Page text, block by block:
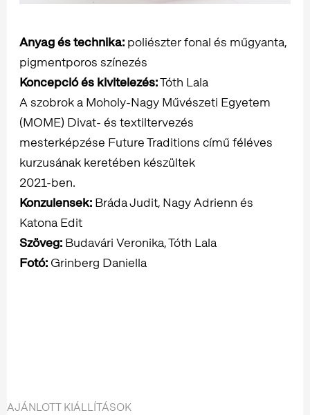
Anyag és technika: poliészter fonal és műgyanta,
pigmentporos színezés
Koncepció és kivitelezés:Tóth Lala
A szobrok a Moholy-Nagy Művészeti Egyetem
(MOME) Divat- és textiltervezés
mesterképzése Future Traditions című féléves
kurzusának keretében készültek
2021-ben.
Konzulensek: Bráda Judit, Nagy Adrienn és
Katona Edit
Szöveg: Budavári Veronika, Tóth Lala
Fotó: Grinberg Daniella
AJÁNLOTT KIÁLLÍTÁSOK